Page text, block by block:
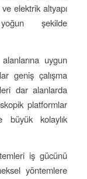
elektrik altyapı
şekilde
uygun
geniş çalışma
dar alanlarda
platformlar
büyük kolaylık
iş gücünü
yöntemlere